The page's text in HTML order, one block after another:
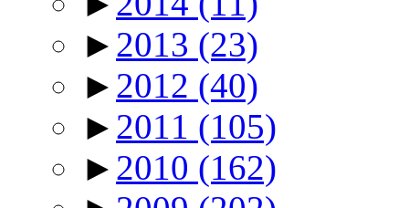
► 2013 (23)
► 2012 (40)
► 2011 (105)
► 2010 (162)